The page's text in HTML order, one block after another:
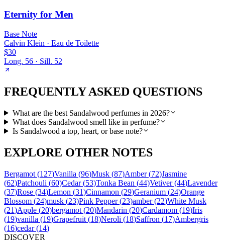
Eternity for Men
Base Note
Calvin Klein · Eau de Toilette
$30
Long. 56 · Sill. 52
FREQUENTLY ASKED QUESTIONS
What are the best Sandalwood perfumes in 2026?
What does Sandalwood smell like in perfume?
Is Sandalwood a top, heart, or base note?
EXPLORE OTHER NOTES
Bergamot (127)Vanilla (96)Musk (87)Amber(72)Jasmine
(62)Patchouli (60)Cedar(53)Tonka Bean (44)Vetiver(44)Lavender
(37)Rose (34)Lemon (31)Cinnamon (29)Geranium (24)Orange
Blossom (24)musk (23)Pink Pepper(23)amber(22)White Musk
(21)Apple (20)bergamot (20)Mandarin (20)Cardamom (19)Iris
(19)vanilla (19)Grapefruit (18)Neroli (18)Saffron (17)Ambergris
(16)cedar(14)
DISCOVER